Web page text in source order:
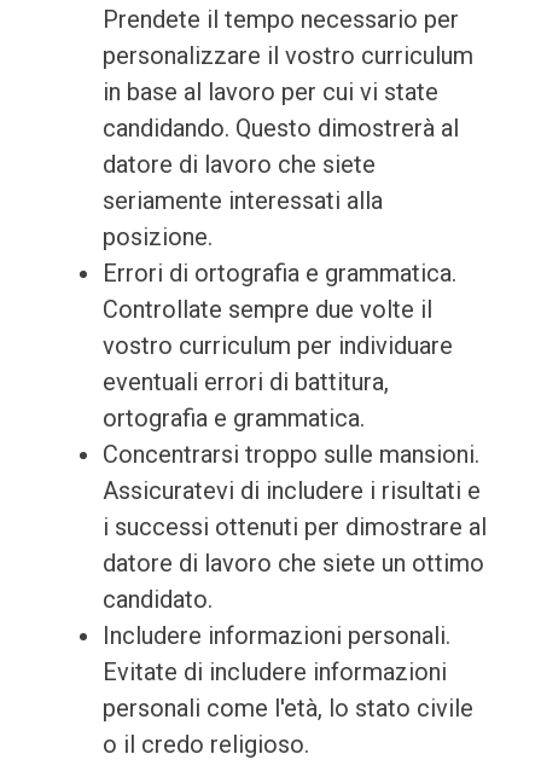
Prendete il tempo necessario per
personalizzare il vostro curriculum
in base al lavoro per cui vi state
candidando. Questo dimostrerà al
datore di lavoro che siete
seriamente interessati alla
posizione.
Errori di ortografia e grammatica.
Controllate sempre due volte il
vostro curriculum per individuare
eventuali errori di battitura,
ortografia e grammatica.
Concentrarsi troppo sulle mansioni.
Assicuratevi di includere i risultati e
i successi ottenuti per dimostrare al
datore di lavoro che siete un ottimo
candidato.
Includere informazioni personali.
Evitate di includere informazioni
personali come l'età, lo stato civile
o il credo religioso.